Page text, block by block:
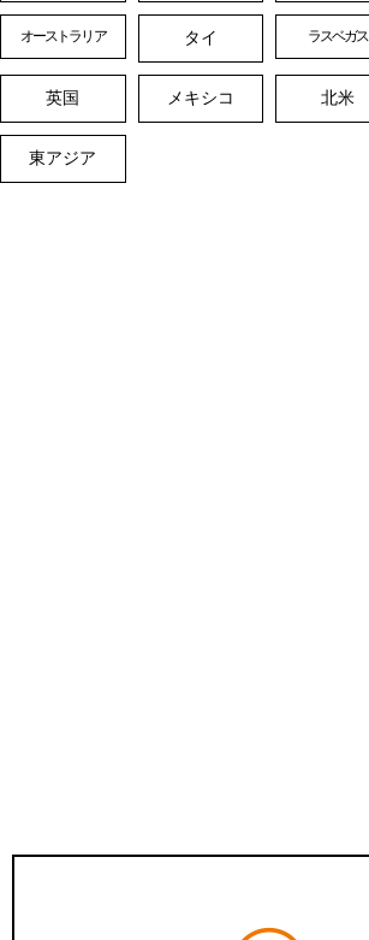
オーストラリア タイ ラスベガス
英国 メキシコ 北米
東アジア